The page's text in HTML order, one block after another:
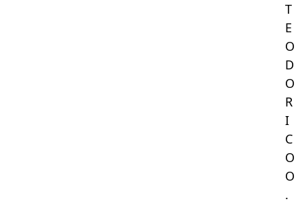
T
E
O
D
O
R
I
C
O
O
.